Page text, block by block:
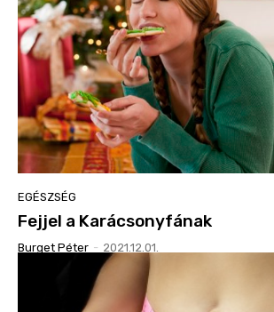
EGÉSZSÉG
Fejjel a Karácsonyfának
Burget Péter - 2021.12.01.